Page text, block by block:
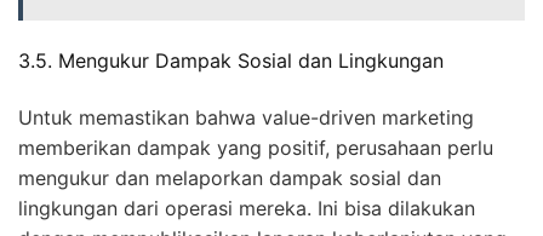
3.5. Mengukur Dampak Sosial dan Lingkungan
Untuk memastikan bahwa value-driven marketing
memberikan dampak yang positif, perusahaan perlu
mengukur dan melaporkan dampak sosial dan
lingkungan dari operasi mereka. Ini bisa dilakukan